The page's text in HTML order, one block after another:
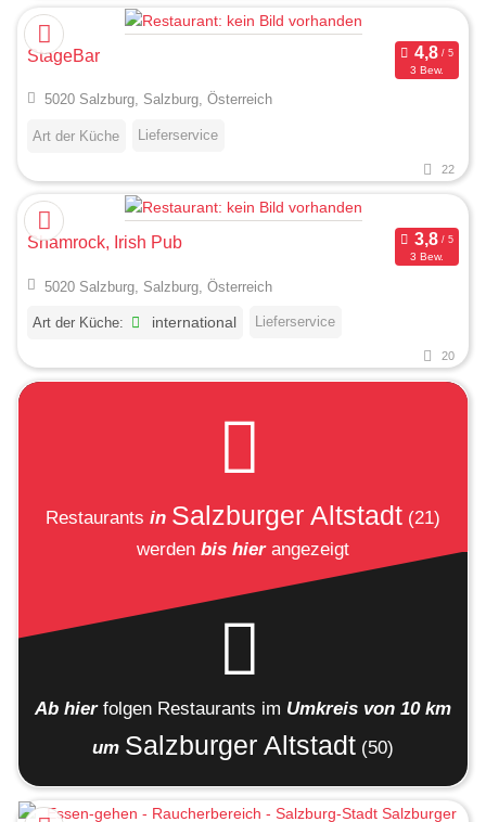
StageBar
3 Bew.
5020 Salzburg, Salzburg, Österreich
Art der Küche Lieferservice
22
Shamrock, Irish Pub
3 Bew.
5020 Salzburg, Salzburg, Österreich
Art der Küche: international Lieferservice
20
Restaurants in Salzburger Altstadt (21)
werden bis hierangezeigt
Ab hier folgen Restaurants im Umkreis von 10 km
um Salzburger Altstadt (50)